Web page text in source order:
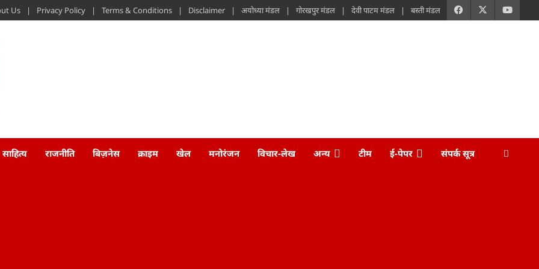
Us Privacy Policy Terms & Conditions Disclaimer अयोध्या मंडल गोरखपुर मंडल देवी पाटम मंडल बस्ती मंडल
साहित्य राजनीति बिज़नेस क्राइम खेल मनोरंजन विचार-लेख अन्य टीम ई-पेपर संपर्क सूत्र